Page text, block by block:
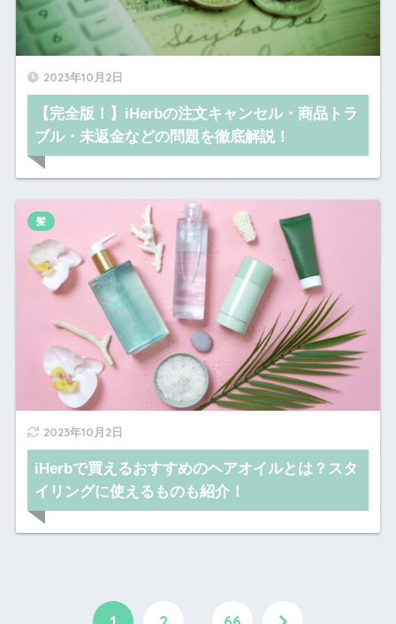
2023年10月2日
【完全版！】iHerbの注文キャンセル・商品トラ
ブル・未返金などの問題を徹底解説！
2023年10月2日
iHerbで買えるおすすめのヘアオイルとは？スタ
イリングに使えるものも紹介！
髪